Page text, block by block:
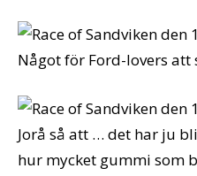
Något för Ford-lovers att
Jorå så att … det har ju
hur mycket gummi som